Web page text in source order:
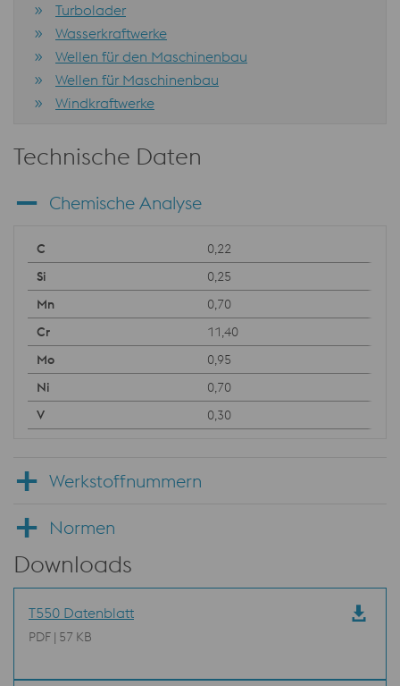
Turbolader
Wasserkraftwerke
Wellen für den Maschinenbau
Wellen für Maschinenbau
Windkraftwerke
Technische Daten
Chemische Analyse
0,22
0,25
0,70
11,40
0,95
0,70
0,30
Werkstoffnummern
Normen
Downloads
T550 Datenblatt
PDF | 57 KB